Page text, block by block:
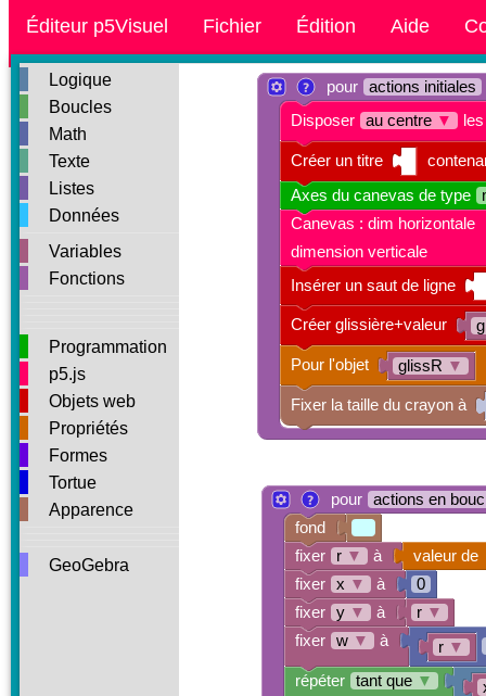
Éditeur p5Visuel Fichier Édition Aide
Logique
Boucles
Math
Texte
Listes
Données
Variables
Fonctions
Programmation
p5.js
Objets web
Propriétés
Formes
Tortue
Apparence
GeoGebra
glissR ▼
Fixer la taille du crayon à
Pour l'objet
Créer glissière+valeur
Insérer un saut de ligne
Canevas : dim horizontale
dimension verticale
Axes du canevas de type
Créer un titre
Disposer au centre ▼
pour actions initiales
valeur de
0
r ▼
r ▼
répéter tant que ▼
fixer w ▼ à
fixer y ▼ à
fixer x ▼ à
fixer r ▼ à
fond
pour actions en